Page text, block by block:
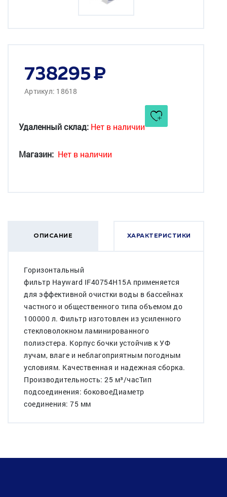
738295
Артикул: 18618
Удаленный склад: Нет в наличии
Магазин: Нет в наличии
ОПИСАНИЕ ХАРАКТЕРИСТИКИ
Горизонтальный
фильтр Hayward IF40754H15A применяется
для эффективной очистки воды в бассейнах
частного и общественного типа объемом до
100000 л. Фильтр изготовлен из усиленного
стекловолокном ламинированного
полиэстера. Корпус бочки устойчив к УФ
лучам, влаге и неблагоприятным погодным
условиям. Качественная и надежная сборка.
Производительность: 25 м³/часТип
подсоединения: боковоеДиаметр
соединения: 75 мм